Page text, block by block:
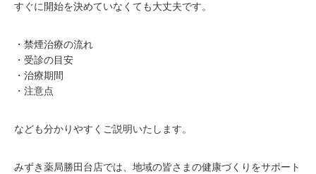
すぐに開始を決めていなくても大丈夫です。
・禁煙治療の流れ
・受診の目安
・治療期間
・注意点
なども分かりやすくご説明いたします。
みずき薬局勝田台店では、地域の皆さまの健康づくりをサポート